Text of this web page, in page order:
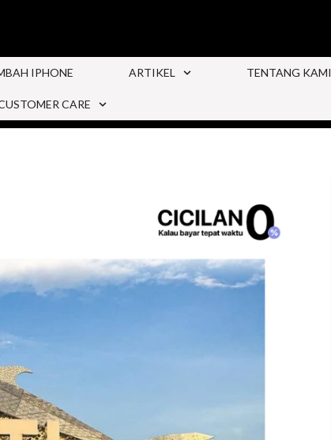
IPHONE ARTIKEL TENTANG KAMI
CARE